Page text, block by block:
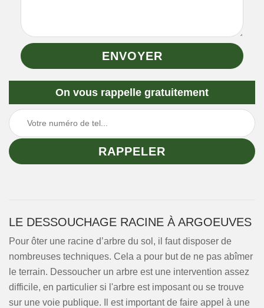
On vous rappelle gratuitement
LE DESSOUCHAGE RACINE À ARGOEUVES
Pour ôter une racine d’arbre du sol, il faut disposer de
nombreuses techniques. Cela a pour but de ne pas abîmer
le terrain. Dessoucher un arbre est une intervention assez
difficile, en particulier si l'arbre est imposant ou se trouve
sur une voie publique. Il est important de faire appel à une